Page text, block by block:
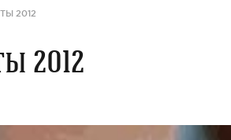
2012
2012